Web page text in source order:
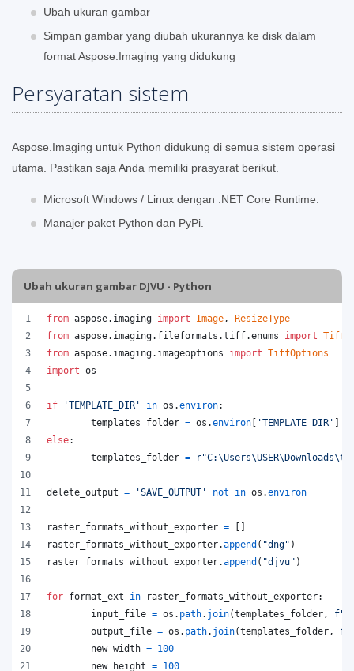
Ubah ukuran gambar
Simpan gambar yang diubah ukurannya ke disk dalam
format Aspose.Imaging yang didukung
Persyaratan sistem
Aspose.Imaging untuk Python didukung di semua sistem operasi
utama. Pastikan saja Anda memiliki prasyarat berikut.
Microsoft Windows / Linux dengan .NET Core Runtime.
Manajer paket Python dan PyPi.
Ubah ukuran gambar DJVU - Python
from aspose. imaging import Image , ResizeType
from aspose. imaging. fileformats .tiff.enums import
from aspose. imaging. imageoptions import TiffOptions
import os
if 'TEMPLATE_DIR' in os .environ:
templates_folder = os .environ [ 'TEMPLATE_DIR' ]
else:
templates_folder =
delete_output = 'SAVE_OUTPUT' not in os .environ
raster_formats_without_exporter = []
raster_formats_without_exporter.append ( "dng" )
raster_formats_without_exporter.append ( "djvu" )
for format_ext in raster_formats_without_exporter:
input_file = os . path. join(templates_folder ,
output_file = os . path. join(templates_folder ,
new_width = 100
new_height = 100